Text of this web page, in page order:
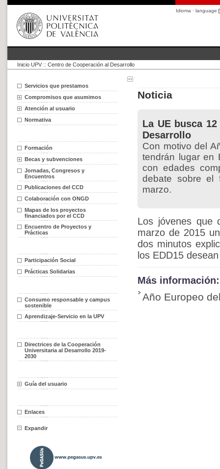
Idioma · language
Inicio UPV :: Centro de Cooperación al Desarrollo
Servicios que prestamos
Compromisos que asumimos
Atención al usuario
Normativa
Formación
Becas y subvenciones
Jornadas, Congresos y
Encuentros
Publicaciones del CCD
Colaboración con ONGD
Mapas de los proyectos
financiados por el CCD
Encuentro de Proyectos y
Prácticas
Participación Social
Prácticas Solidarias
Consumo responsable y campus
sostenible
Aprendizaje-Servicio en la UPV
Directrices de la Cooperación
Universitaria al Desarrollo 2019-
2030
Guía del usuario
Enlaces
Expandir
Noticia
La UE busca
Desarrollo
Con motivo del
tendrán lugar en
con edades
debate sobre el
marzo.
Los jóvenes que
marzo de 2015
dos minutos
los EDD15
Más información:
Año Europeo